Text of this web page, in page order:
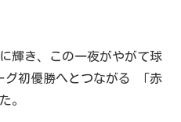
輝き、この一夜がやがて球
グ初優勝へとつながる 「赤
。